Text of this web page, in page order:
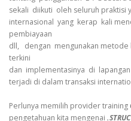
sekali diikuti oleh seluruh praktisi
internasional yang kerap kali
pembiayaan
dll, dengan mengunakan metode
terkini
dan implementasinya di
terjadi di dalam transaksi
Perlunya memilih provider training
pengetahuan kita mengenai